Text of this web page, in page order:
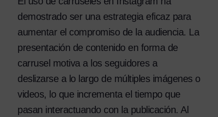
demostrado ser una estrategia eficaz para
aumentar el compromiso de la audiencia. La
presentación de contenido en forma de
carrusel motiva a los seguidores a
deslizarse a lo largo de múltiples imágenes o
videos, lo que incrementa el tiempo que
pasan interactuando con la publicación. Al